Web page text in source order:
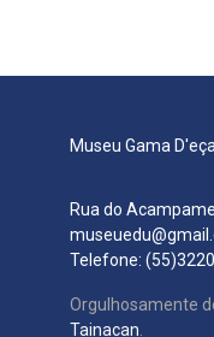
Museu Gama D'eça
Rua do
Telefone:
Orgulhosamente
Tainacan